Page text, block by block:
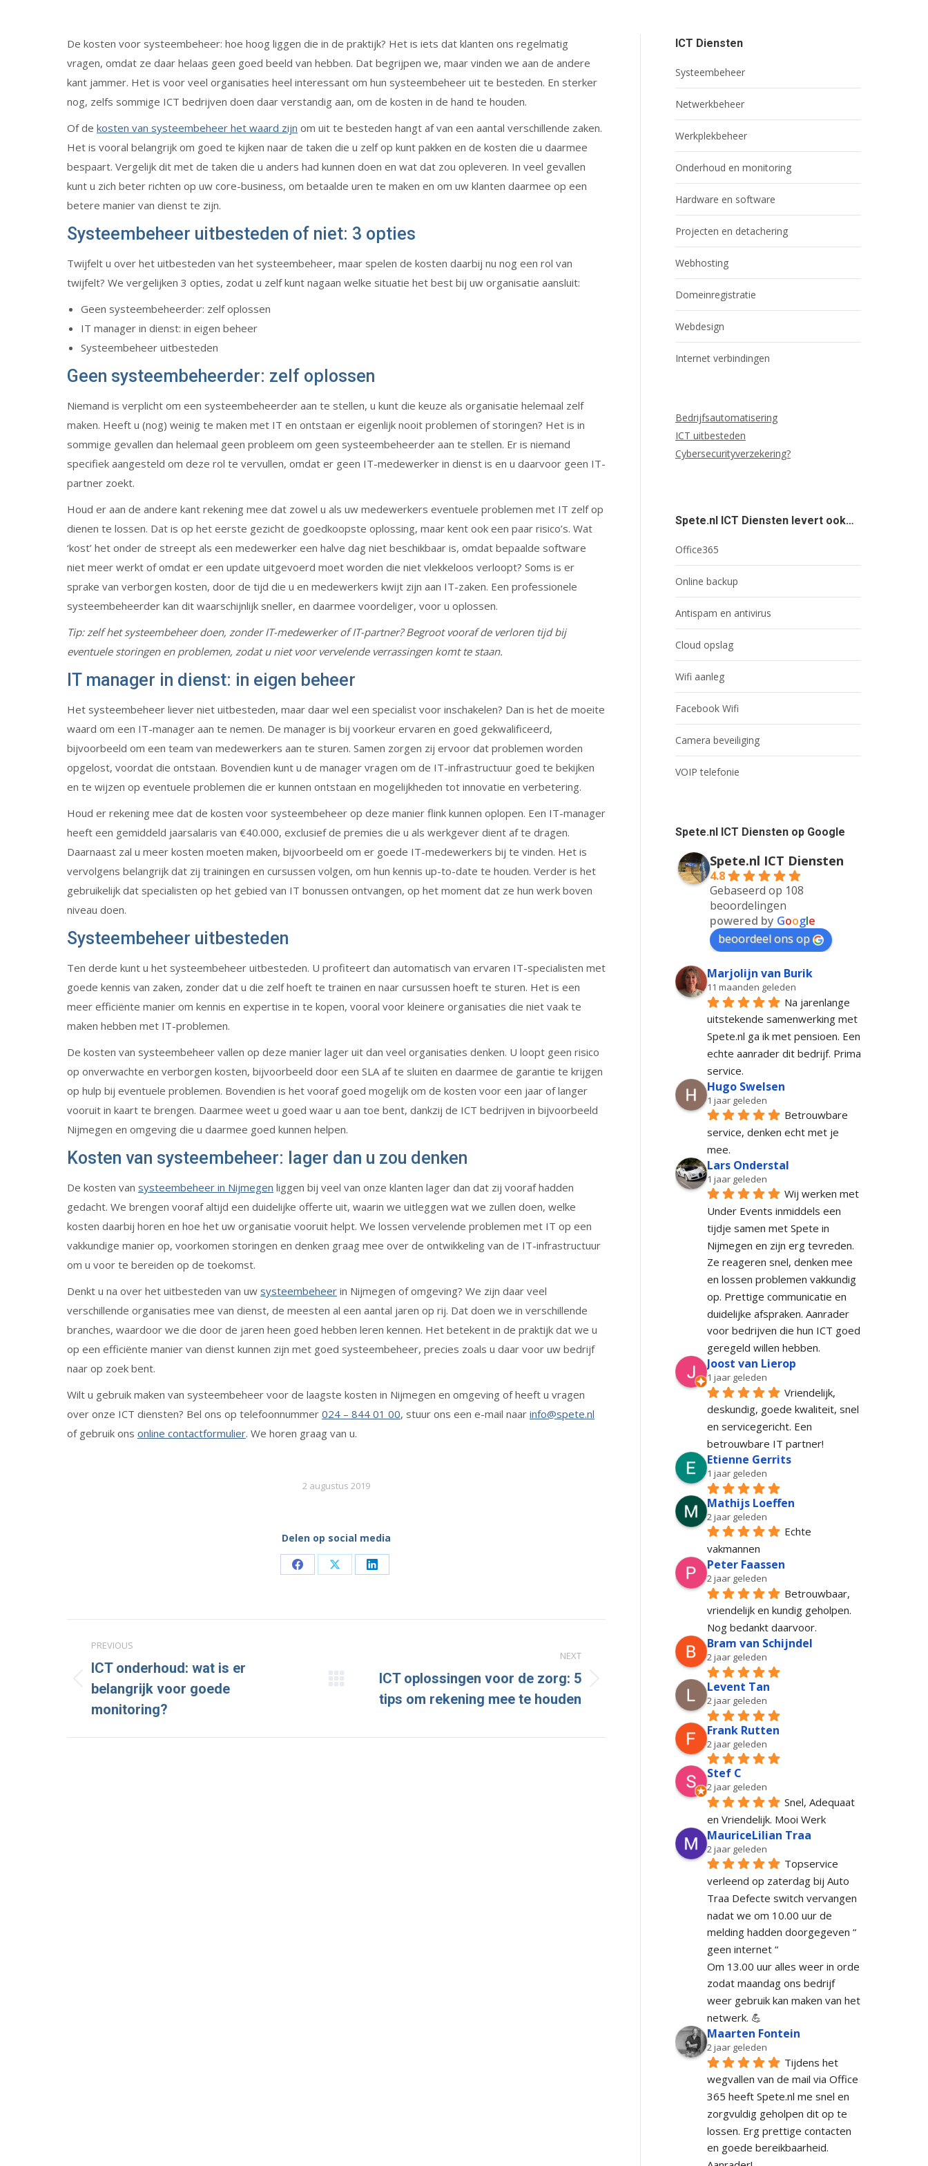
De kosten voor systeembeheer: hoe hoog liggen die in de praktijk? Het is iets dat klanten ons regelmatig
vragen, omdat ze daar helaas geen goed beeld van hebben. Dat begrijpen we, maar vinden we aan de andere
kant jammer. Het is voor veel organisaties heel interessant om hun systeembeheer uit te besteden. En sterker
nog, zelfs sommige ICT bedrijven doen daar verstandig aan, om de kosten in de hand te houden.
Of de kosten van systeembeheer het waard zijn om uit te besteden hangt af van een aantal verschillende zaken.
Het is vooral belangrijk om goed te kijken naar de taken die u zelf op kunt pakken en de kosten die u daarmee
bespaart. Vergelijk dit met de taken die u anders had kunnen doen en wat dat zou opleveren. In veel gevallen
kunt u zich beter richten op uw core-business, om betaalde uren te maken en om uw klanten daarmee op een
betere manier van dienst te zijn.
Systeembeheer uitbesteden of niet: 3 opties
Twijfelt u over het uitbesteden van het systeembeheer, maar spelen de kosten daarbij nu nog een rol van
twijfelt? We vergelijken 3 opties, zodat u zelf kunt nagaan welke situatie het best bij uw organisatie aansluit:
Geen systeembeheerder: zelf oplossen
IT manager in dienst: in eigen beheer
Systeembeheer uitbesteden
Geen systeembeheerder: zelf oplossen
Niemand is verplicht om een systeembeheerder aan te stellen, u kunt die keuze als organisatie helemaal zelf
maken. Heeft u (nog) weinig te maken met IT en ontstaan er eigenlijk nooit problemen of storingen? Het is in
sommige gevallen dan helemaal geen probleem om geen systeembeheerder aan te stellen. Er is niemand
specifiek aangesteld om deze rol te vervullen, omdat er geen IT-medewerker in dienst is en u daarvoor geen IT-
partner zoekt.
Houd er aan de andere kant rekening mee dat zowel u als uw medewerkers eventuele problemen met IT zelf op
dienen te lossen. Dat is op het eerste gezicht de goedkoopste oplossing, maar kent ook een paar risico’s. Wat
‘kost’ het onder de streept als een medewerker een halve dag niet beschikbaar is, omdat bepaalde software
niet meer werkt of omdat er een update uitgevoerd moet worden die niet vlekkeloos verloopt? Soms is er
sprake van verborgen kosten, door de tijd die u en medewerkers kwijt zijn aan IT-zaken. Een professionele
systeembeheerder kan dit waarschijnlijk sneller, en daarmee voordeliger, voor u oplossen.
Tip: zelf het systeembeheer doen, zonder IT-medewerker of IT-partner? Begroot vooraf de verloren tijd bij
eventuele storingen en problemen, zodat u niet voor vervelende verrassingen komt te staan.
IT manager in dienst: in eigen beheer
Het systeembeheer liever niet uitbesteden, maar daar wel een specialist voor inschakelen? Dan is het de moeite
waard om een IT-manager aan te nemen. De manager is bij voorkeur ervaren en goed gekwalificeerd,
bijvoorbeeld om een team van medewerkers aan te sturen. Samen zorgen zij ervoor dat problemen worden
opgelost, voordat die ontstaan. Bovendien kunt u de manager vragen om de IT-infrastructuur goed te bekijken
en te wijzen op eventuele problemen die er kunnen ontstaan en mogelijkheden tot innovatie en verbetering.
Houd er rekening mee dat de kosten voor systeembeheer op deze manier flink kunnen oplopen. Een IT-manager
heeft een gemiddeld jaarsalaris van €40.000, exclusief de premies die u als werkgever dient af te dragen.
Daarnaast zal u meer kosten moeten maken, bijvoorbeeld om er goede IT-medewerkers bij te vinden. Het is
vervolgens belangrijk dat zij trainingen en cursussen volgen, om hun kennis up-to-date te houden. Verder is het
gebruikelijk dat specialisten op het gebied van IT bonussen ontvangen, op het moment dat ze hun werk boven
niveau doen.
Systeembeheer uitbesteden
Ten derde kunt u het systeembeheer uitbesteden. U profiteert dan automatisch van ervaren IT-specialisten met
goede kennis van zaken, zonder dat u die zelf hoeft te trainen en naar cursussen hoeft te sturen. Het is een
meer efficiënte manier om kennis en expertise in te kopen, vooral voor kleinere organisaties die niet vaak te
maken hebben met IT-problemen.
De kosten van systeembeheer vallen op deze manier lager uit dan veel organisaties denken. U loopt geen risico
op onverwachte en verborgen kosten, bijvoorbeeld door een SLA af te sluiten en daarmee de garantie te krijgen
op hulp bij eventuele problemen. Bovendien is het vooraf goed mogelijk om de kosten voor een jaar of langer
vooruit in kaart te brengen. Daarmee weet u goed waar u aan toe bent, dankzij de ICT bedrijven in bijvoorbeeld
Nijmegen en omgeving die u daarmee goed kunnen helpen.
Kosten van systeembeheer: lager dan u zou denken
De kosten van systeembeheer in Nijmegen liggen bij veel van onze klanten lager dan dat zij vooraf hadden
gedacht. We brengen vooraf altijd een duidelijke offerte uit, waarin we uitleggen wat we zullen doen, welke
kosten daarbij horen en hoe het uw organisatie vooruit helpt. We lossen vervelende problemen met IT op een
vakkundige manier op, voorkomen storingen en denken graag mee over de ontwikkeling van de IT-infrastructuur
om u voor te bereiden op de toekomst.
Denkt u na over het uitbesteden van uw systeembeheer in Nijmegen of omgeving? We zijn daar veel
verschillende organisaties mee van dienst, de meesten al een aantal jaren op rij. Dat doen we in verschillende
branches, waardoor we die door de jaren heen goed hebben leren kennen. Het betekent in de praktijk dat we u
op een efficiënte manier van dienst kunnen zijn met goed systeembeheer, precies zoals u daar voor uw bedrijf
naar op zoek bent.
Wilt u gebruik maken van systeembeheer voor de laagste kosten in Nijmegen en omgeving of heeft u vragen
over onze ICT diensten? Bel ons op telefoonnummer 024 – 844 01 00, stuur ons een e-mail naar info@spete.nl
of gebruik ons online contactformulier. We horen graag van u.
2 augustus 2019
Delen op social media
Share
Facebook
Share
X
Share
LinkedIn
navigation
PREVIOUS
Previous
post:
ICT onderhoud: wat is er
belangrijk voor goede
monitoring?
NEXT
Next
post:
ICT oplossingen voor de zorg: 5
tips om rekening mee te houden
ICT Diensten
Systeembeheer
Netwerkbeheer
Werkplekbeheer
Onderhoud en monitoring
Hardware en software
Projecten en detachering
Webhosting
Domeinregistratie
Webdesign
Internet verbindingen
Bedrijfsautomatisering
ICT uitbesteden
Cybersecurityverzekering?
Spete.nl ICT Diensten levert ook…
Office365
Online backup
Antispam en antivirus
Cloud opslag
Wifi aanleg
Facebook Wifi
Camera beveiliging
VOIP telefonie
Spete.nl ICT Diensten op Google
Spete.nl ICT Diensten
4.8
Gebaseerd op 108
beoordelingen
powered by Google
beoordeel ons op
Marjolijn van Burik
11 maanden geleden
Na jarenlange
uitstekende samenwerking met
Spete.nl ga ik met pensioen. Een
echte aanrader dit bedrijf. Prima
service.
Hugo Swelsen
1 jaar geleden
Betrouwbare
service, denken echt met je
mee.
Lars Onderstal
1 jaar geleden
Wij werken met
Under Events inmiddels een
tijdje samen met Spete in
Nijmegen en zijn erg tevreden.
Ze reageren snel, denken mee
en lossen problemen vakkundig
op. Prettige communicatie en
duidelijke afspraken. Aanrader
voor bedrijven die hun ICT goed
geregeld willen hebben.
Joost van Lierop
1 jaar geleden
Vriendelijk,
deskundig, goede kwaliteit, snel
en servicegericht. Een
betrouwbare IT partner!
Etienne Gerrits
1 jaar geleden
Mathijs Loeffen
2 jaar geleden
Echte
vakmannen
Peter Faassen
2 jaar geleden
Betrouwbaar,
vriendelijk en kundig geholpen.
Nog bedankt daarvoor.
Bram van Schijndel
2 jaar geleden
Levent Tan
2 jaar geleden
Frank Rutten
2 jaar geleden
Stef C
2 jaar geleden
Snel, Adequaat
en Vriendelijk. Mooi Werk
MauriceLilian Traa
2 jaar geleden
Topservice
verleend op zaterdag bij Auto
Traa Defecte switch vervangen
nadat we om 10.00 uur de
melding hadden doorgegeven “
geen internet “
Om 13.00 uur alles weer in orde
zodat maandag ons bedrijf
weer gebruik kan maken van het
netwerk. 💪
Maarten Fontein
2 jaar geleden
Tijdens het
wegvallen van de mail via Office
365 heeft Spete.nl me snel en
zorgvuldig geholpen dit op te
lossen. Erg prettige contacten
en goede bereikbaarheid.